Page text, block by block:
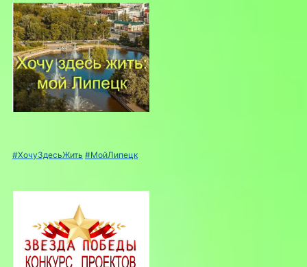
#ХочуЗдесьЖить #МойЛипецк